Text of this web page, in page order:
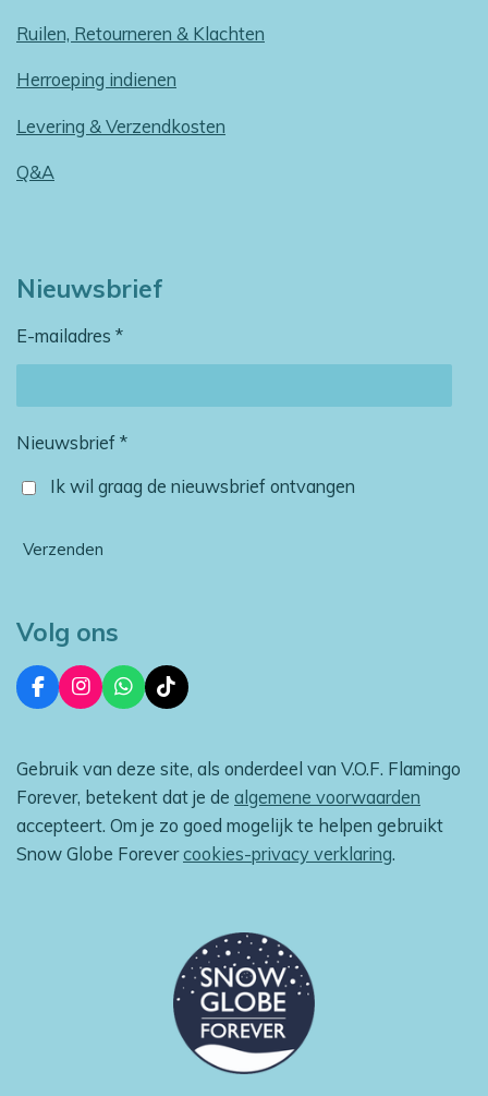
Ruilen, Retourneren & Klachten
Herroeping indienen
Levering & Verzendkosten
Q&A
Nieuwsbrief
E-mailadres *
Nieuwsbrief *
Ik wil graag de nieuwsbrief ontvangen
Verzenden
Volg ons
F
a
b
o
k
I
n
a
g
r
a
m
W
h
s
A
p
T
i
o
k
Gebruik van deze site, als onderdeel van V.O.F. Flamingo
Forever, betekent dat je de algemene voorwaarden
accepteert. Om je zo goed mogelijk te helpen gebruikt
Snow Globe Forevercookies-privacy verklaring.